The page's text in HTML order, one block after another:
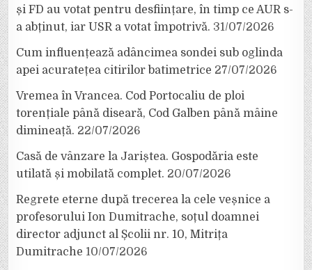
și FD au votat pentru desființare, în timp ce AUR s-
a abținut, iar USR a votat împotrivă. 31/07/2026
Cum influențează adâncimea sondei sub oglinda
apei acuratețea citirilor batimetrice 27/07/2026
Vremea în Vrancea. Cod Portocaliu de ploi
torențiale până diseară, Cod Galben până mâine
dimineață. 22/07/2026
Casă de vânzare la Jariștea. Gospodăria este
utilată și mobilată complet. 20/07/2026
Regrete eterne după trecerea la cele veșnice a
profesorului Ion Dumitrache, soțul doamnei
director adjunct al Școlii nr. 10, Mitrița
Dumitrache 10/07/2026